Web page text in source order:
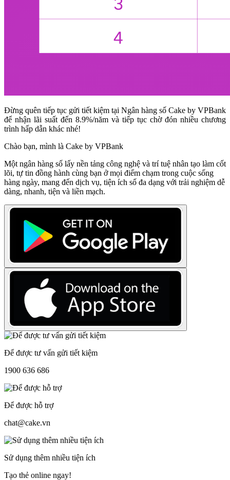
Đừng quên tiếp tục gửi tiết kiệm tại Ngân hàng số Cake by VPBank
để nhận lãi suất đến 8.9%/năm và tiếp tục chờ đón nhiều chương
trình hấp dẫn khác nhé!
Chào bạn, mình là Cake by VPBank
Một ngân hàng số lấy nền tảng công nghệ và trí tuệ nhân tạo làm cốt
lõi, tự tin đồng hành cùng bạn ở mọi điểm chạm trong cuộc sống
hàng ngày, mang đến dịch vụ, tiện ích số đa dạng với trải nghiệm dễ
dàng, nhanh, tiện và liền mạch.
Để được tư vấn gửi tiết kiệm
1900 636 686
Để được hỗ trợ
chat@cake.vn
Sử dụng thêm nhiều tiện ích
Tạo thẻ online ngay!